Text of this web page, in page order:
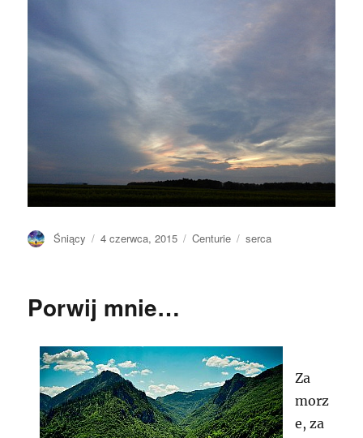
Autor
Śniący Opublikowano
4 czerwca, 2015 Kategorie
Centurie Tagi
serca
Porwij mnie…
Za
morz
e, za